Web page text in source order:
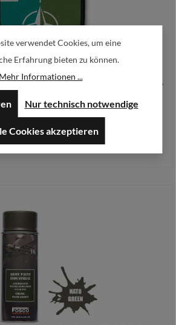
Eesti Vabariik Kaitsevägi Armee Aufnäher
Regulärer Preis:
9,90 €
verwendet Cookies, um eine
Erfahrung bieten zu können.
Mehr Informationen ...
Nur technisch notwendige
Cookies akzeptieren